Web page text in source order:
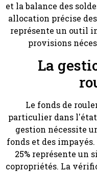
et la balance des
allocation précise
représente un outil
provisions
La
Le fonds de
particulier dans
gestion nécessite
fonds et des
25% représente un
copropriétés. La